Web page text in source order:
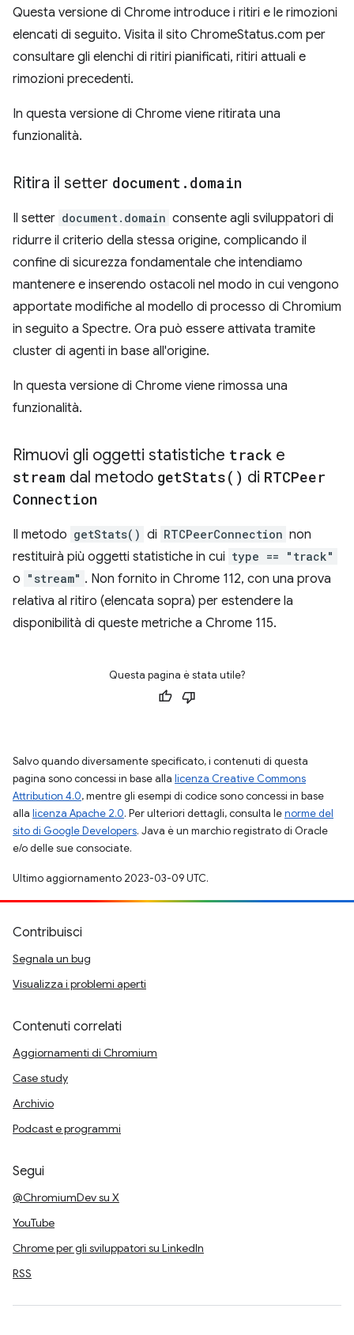
Questa versione di Chrome introduce i ritiri e le rimozioni
elencati di seguito. Visita il sito ChromeStatus.com per
consultare gli elenchi di ritiri pianificati, ritiri attuali e
rimozioni precedenti.
In questa versione di Chrome viene ritirata una
funzionalità.
Ritira il setter document . domain
Il setter document.domain consente agli sviluppatori di
ridurre il criterio della stessa origine, complicando il
confine di sicurezza fondamentale che intendiamo
mantenere e inserendo ostacoli nel modo in cui vengono
apportate modifiche al modello di processo di Chromium
in seguito a Spectre. Ora può essere attivata tramite
cluster di agenti in base all'origine.
In questa versione di Chrome viene rimossa una
funzionalità.
Rimuovi gli oggetti statistiche track e
stream dal metodo getStats( ) di RTCPeer
Connection
Il metodo getStats() di RTCPeerConnection non
restituirà più oggetti statistiche in cui type == "track"
o "stream" . Non fornito in Chrome 112, con una prova
relativa al ritiro (elencata sopra) per estendere la
disponibilità di queste metriche a Chrome 115.
Questa pagina è stata utile?
Salvo quando diversamente specificato, i contenuti di questa
pagina sono concessi in base alla licenza Creative Commons
Attribution 4.0, mentre gli esempi di codice sono concessi in base
alla licenza Apache 2.0. Per ulteriori dettagli, consulta lenorme del
sito di Google Developers. Java è un marchio registrato di Oracle
e/o delle sue consociate.
Ultimo aggiornamento 2023-03-09 UTC.
Contribuisci
Segnala un bug
Visualizza i problemi aperti
Contenuti correlati
Aggiornamenti di Chromium
Case study
Archivio
Podcast e programmi
Segui
@ChromiumDev su X
YouTube
Chrome per gli sviluppatori su LinkedIn
RSS